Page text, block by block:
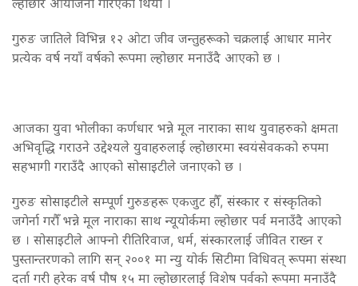
गुरुङ जातिले विभिन्न १२ ओटा जीव जन्तुहरूको चक्रलाई आधार मानेर
प्रत्येक वर्ष नयाँ वर्षको रूपमा ल्होछार मनाउँदै आएको छ ।
आजका युवा भोलीका कर्णधार भन्ने मूल नाराका साथ युवाहरुको क्षमता
अभिवृद्धि गराउने उद्देश्यले युवाहरुलाई ल्होछारमा स्वयंसेवकको रुपमा
सहभागी गराउँदै आएको सोसाइटीले जनाएको छ ।
गुरुङ सोसाइटीले सम्पूर्ण गुरुङहरू एकजुट हौँ, संस्कार र संस्कृतिको
जगेर्ना गरौँ भन्ने मूल नाराका साथ न्यूयोर्कमा ल्होछार पर्व मनाउँदै आएको
छ । सोसाइटीले आफ्नो रीतिरिवाज, धर्म, संस्कारलाई जीवित राख्न र
पुस्तान्तरणको लागि सन् २००१ मा न्यु योर्क सिटीमा विधिवत् रूपमा संस्था
दर्ता गरी हरेक वर्ष पौष १५ मा ल्होछारलाई विशेष पर्वको रूपमा मनाउँदै